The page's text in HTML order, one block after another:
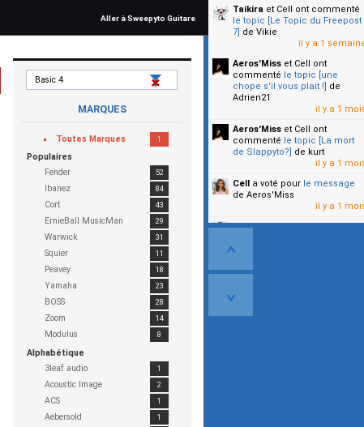
Aller à Sweepyto Guitare
MARQUES
1
Toutes Marques
Populaires
52
Fender
84
Ibanez
43
Cort
29
ErnieBall MusicMan
31
Warwick
11
Squier
18
Peavey
23
Yamaha
28
BOSS
14
Zoom
8
Modulus
Alphabétique
1
3leaf audio
2
Acoustic Image
1
ACS
1
Aebersold
Taikira et Cell ont commenté
le topic [Le Topic du Freepost
7] de Vikie
il y a 1
Aeros'Miss et Cell ont
commenté le topic [une
chope s'il vous plait !] de
Adrien21
il y a 1
Aeros'Miss et Cell ont
commenté le topic [La mort
de Slappyto?] de kurt
il y a 1
Cell a voté pour le message
de Aeros'Miss
il y a 1
Cella voté pourle message